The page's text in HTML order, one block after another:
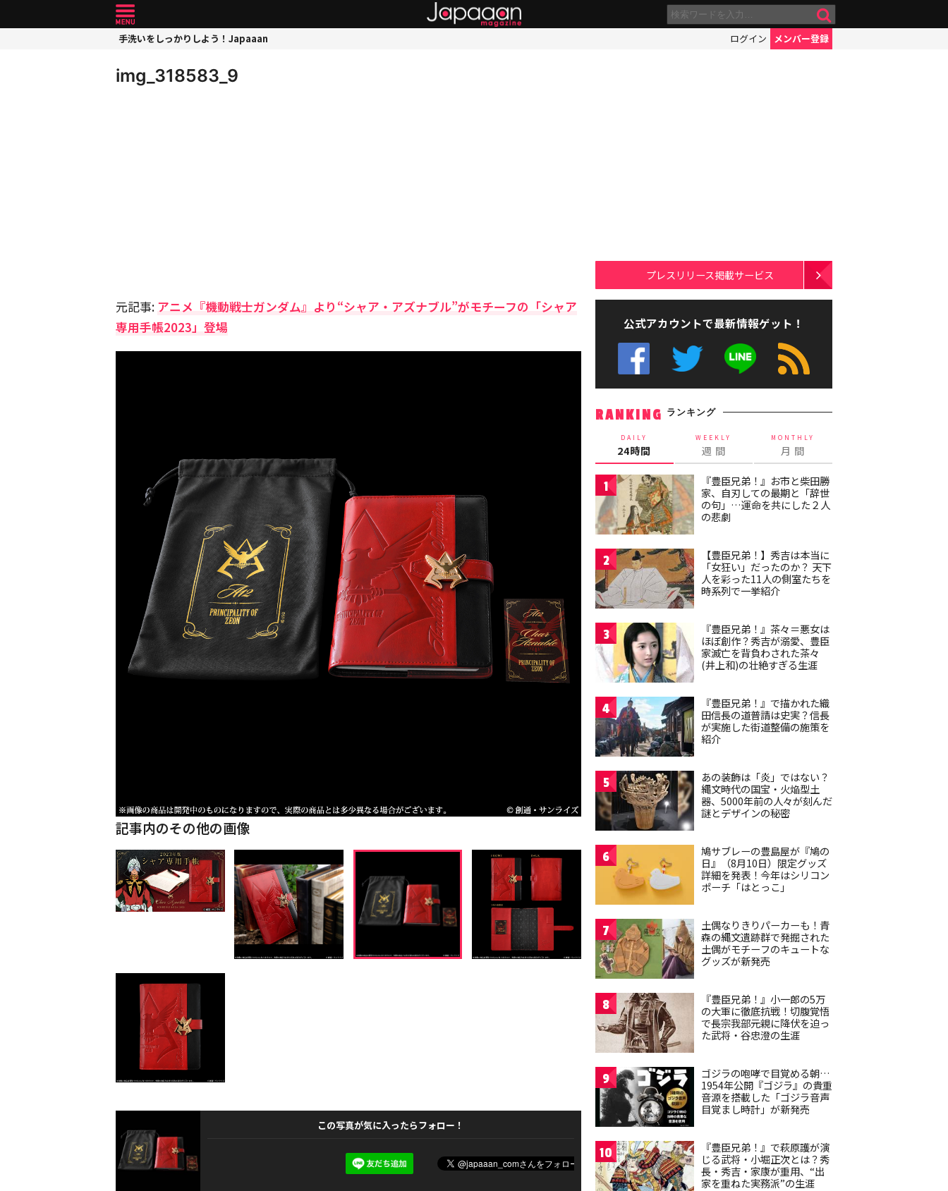
手洗いをしっかりしよう！Japaaan ログイン メンバー登録
img_318583_9
元記事: アニメ『機動戦士ガンダム』より“シャア・アズナブル”がモチーフの「シャア
専用手帳2023」登場
記事内のその他の画像
この写真が気に入ったらフォロー！
プレスリリース掲載サービス
公式アカウントで最新情報ゲット！
RANKING ランキング
DAILY
24時間
WEEKLY
週 間
MONTHLY
月 間
1
『豊臣兄弟！』お市と柴田勝
家、自刃しての最期と「辞世
の句」…運命を共にした２人
の悲劇
2
【豊臣兄弟！】秀吉は本当に
「女狂い」だったのか？ 天下
人を彩った11人の側室たちを
時系列で一挙紹介
3
『豊臣兄弟！』茶々＝悪女は
ほぼ創作？秀吉が溺愛、豊臣
家滅亡を背負わされた茶々
(井上和)の壮絶すぎる生涯
4
『豊臣兄弟！』で描かれた織
田信長の道普請は史実？信長
が実施した街道整備の施策を
紹介
5
あの装飾は「炎」ではない？
縄文時代の国宝・火焔型土
器、5000年前の人々が刻んだ
謎とデザインの秘密
6
鳩サブレーの豊島屋が『鳩の
日』（8月10日）限定グッズ
詳細を発表！今年はシリコン
ポーチ「はとっこ」
7
土偶なりきりパーカーも！青
森の縄文遺跡群で発掘された
土偶がモチーフのキュートな
グッズが新発売
8
『豊臣兄弟！』小一郎の5万
の大軍に徹底抗戦！切腹覚悟
で長宗我部元親に降伏を迫っ
た武将・谷忠澄の生涯
9
ゴジラの咆哮で目覚める朝…
1954年公開『ゴジラ』の貴重
音源を搭載した「ゴジラ音声
目覚まし時計」が新発売
10
『豊臣兄弟！』で萩原護が演
じる武将・小堀正次とは？秀
長・秀吉・家康が重用、“出
家を重ねた実務派”の生涯